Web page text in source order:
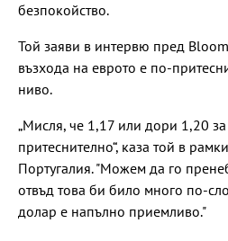
безпокойство.
Той заяви в интервю пред
възхода на еврото е по-
ниво.
„Мисля, че 1,17 или дори 1,20
притеснително“, каза той в
Португалия. "Можем да го
отвъд това би било много по-
долар е напълно приемливо."